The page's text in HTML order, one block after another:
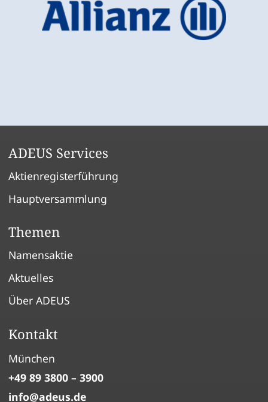
ADEUS Services
Aktienregisterführung
Hauptversammlung
Themen
Namensaktie
Aktuelles
Über ADEUS
Kontakt
München
+49 89 3800 – 3900
info
adeus de